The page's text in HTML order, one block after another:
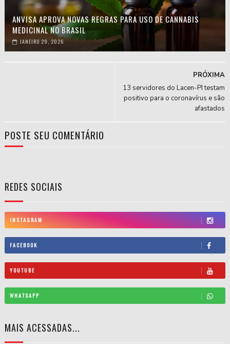
ANVISA APROVA NOVAS REGRAS PARA USO DE CANNABIS
MEDICINAL NO BRASIL
JANEIRO 29, 2026
PRÓXIMA
13 servidores do Lacen-PI testam
positivo para o coronavírus e são
afastados
POSTE SEU COMENTÁRIO
REDES SOCIAIS
INSTAGRAM
FACEBOOK
YOUTUBE
WHATSAPP
MAIS ACESSADAS...